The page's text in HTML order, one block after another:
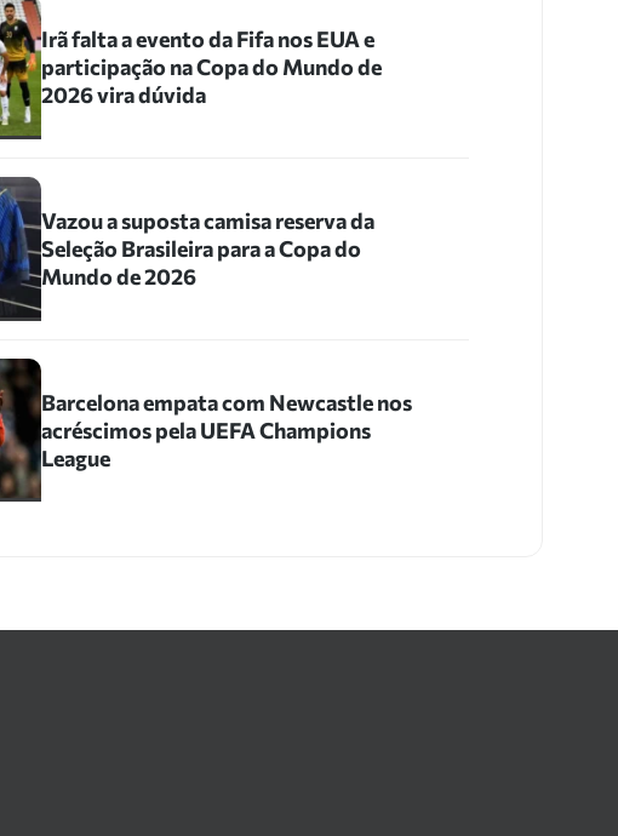
Irã falta a evento da Fifa nos EUA e
participação na Copa do Mundo de
2026 vira dúvida
Vazou a suposta camisa reserva da
Seleção Brasileira para a Copa do
Mundo de 2026
Barcelona empata com Newcastle nos
acréscimos pela UEFA Champions
League